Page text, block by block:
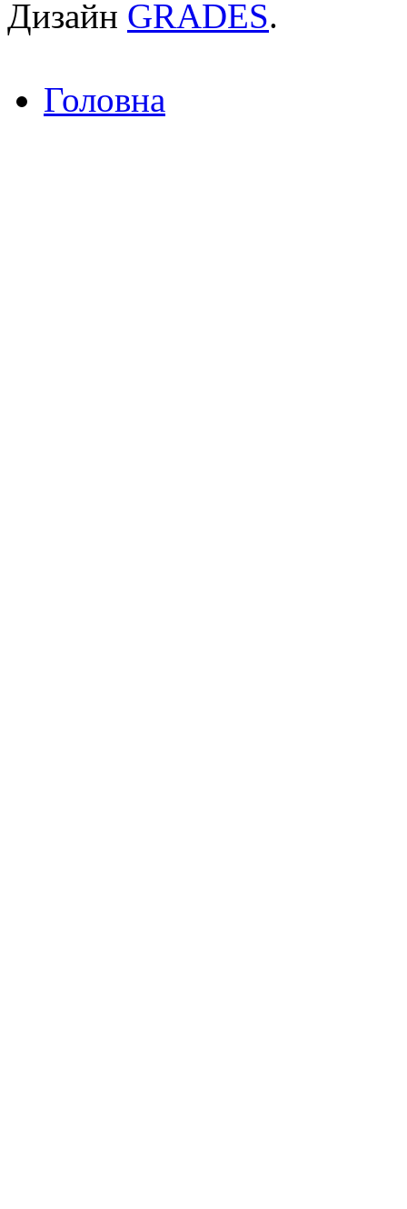
Дизайн GRADES.
Головна